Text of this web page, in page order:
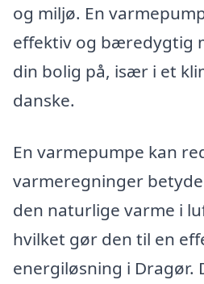
og miljø. En
effektiv og bæredygtig
din bolig på, især i et
danske.
En varmepumpe kan
varmeregninger
den naturlige varme i
hvilket gør den til en
energiløsning i Dragør.